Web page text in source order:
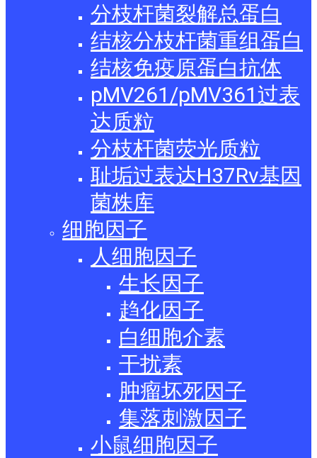
分枝杆菌裂解总蛋白
结核分枝杆菌重组蛋白
结核免疫原蛋白抗体
pMV261/pMV361过表
达质粒
分枝杆菌荧光质粒
耻垢过表达H37Rv基因
菌株库
细胞因子
人细胞因子
生长因子
趋化因子
白细胞介素
干扰素
肿瘤坏死因子
集落刺激因子
小鼠细胞因子